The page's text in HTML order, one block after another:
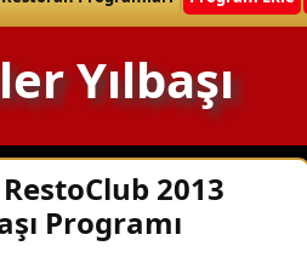
Yılbaşı
RestoClub 2013
Programı